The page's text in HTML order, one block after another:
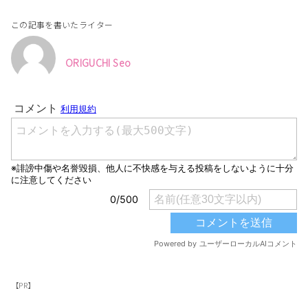
この記事を書いたライター
ORIGUCHI Seo
【PR】